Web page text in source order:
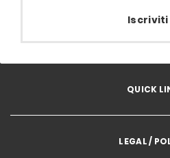
QUICK
LEGAL /